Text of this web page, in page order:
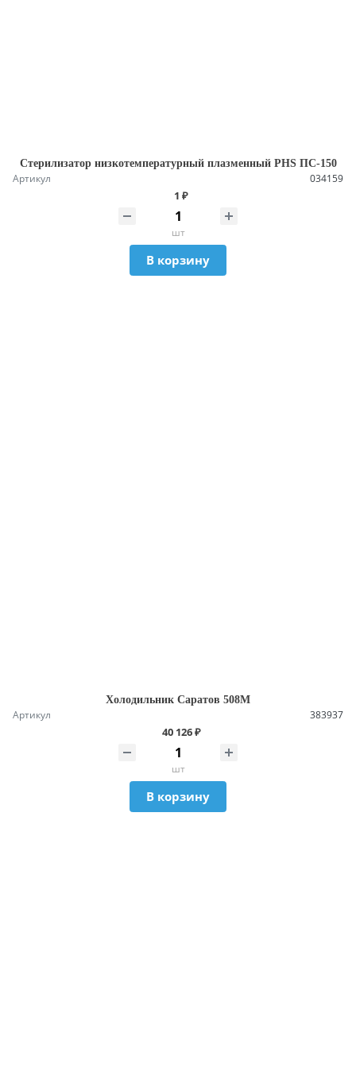
Стерилизатор низкотемпературный плазменный PHS ПС-150
Артикул 034159
1 ₽
шт
В корзину
Холодильник Саратов 508М
Артикул 383937
40 126 ₽
шт
В корзину